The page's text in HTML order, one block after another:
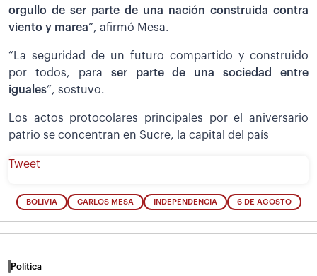
orgullo de ser parte de una nación construida contra
viento y marea”, afirmó Mesa.
“La seguridad de un futuro compartido y construido
por todos, para ser parte de una sociedad entre
iguales”, sostuvo.
Los actos protocolares principales por el aniversario
patrio se concentran en Sucre, la capital del país
Tweet
BOLIVIA CARLOS MESA INDEPENDENCIA 6 DE AGOSTO
Política